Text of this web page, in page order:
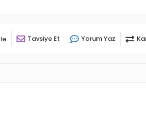
Tavsiye Et Yorum Yaz